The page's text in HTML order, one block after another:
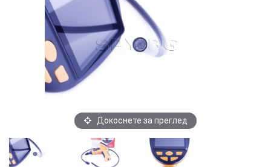
Докоснете за преглед